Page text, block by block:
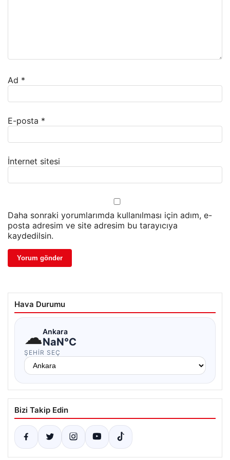
Ad *
E-posta *
İnternet sitesi
Daha sonraki yorumlarımda kullanılması için adım, e-
posta adresim ve site adresim bu tarayıcıya
kaydedilsin.
Hava Durumu
☁Ankara
NaN°C
ŞEHIR SEÇ
Bizi Takip Edin